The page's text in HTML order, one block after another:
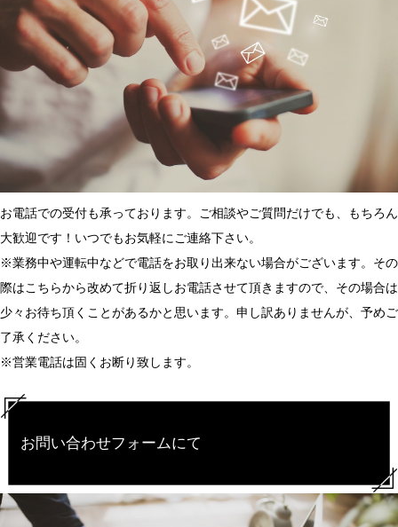
お電話での受付も承っております。ご相談やご質問だけでも、もちろん
大歓迎です！いつでもお気軽にご連絡下さい。
※業務中や運転中などで電話をお取り出来ない場合がございます。その
際はこちらから改めて折り返しお電話させて頂きますので、その場合は
少々お待ち頂くことがあるかと思います。申し訳ありませんが、予めご
了承ください。
※営業電話は固くお断り致します。
お問い合わせフォームにて